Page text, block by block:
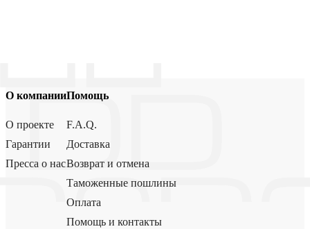
О компании
О проекте
Гарантии
Пресса о нас
Помощь
F.A.Q.
Доставка
Возврат и отмена
Таможенные пошлины
Оплата
Помощь и контакты